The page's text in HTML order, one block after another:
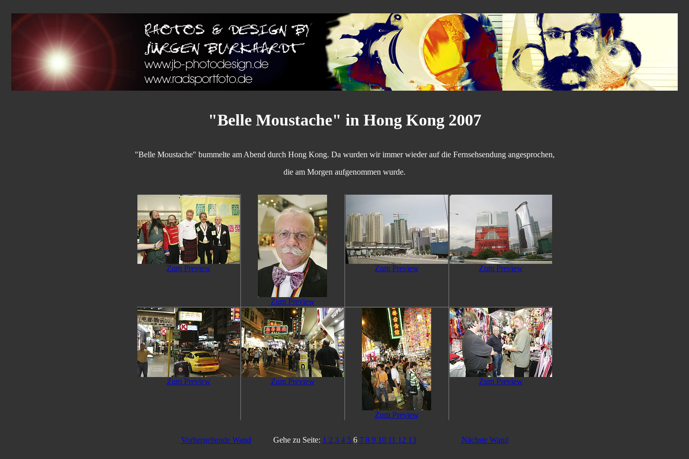
"Belle Moustache" in Hong Kong 2007
"Belle Moustache" bummelte am Abend durch Hong Kong. Da wurden wir immer wieder auf die Fernsehsendung angesprochen,
die am Morgen aufgenommen wurde.
Zum Preview
Zum Preview
Zum Preview Zum Preview
Zum Preview Zum Preview
Zum Preview
Zum Preview
Vorhergehende Wand Gehe zu Seite: 1 2 3 4 5 6 7 8 9 10 11 12 13 Nächste Wand